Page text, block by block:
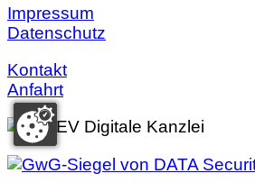
Impressum
Datenschutz
Kontakt
Anfahrt